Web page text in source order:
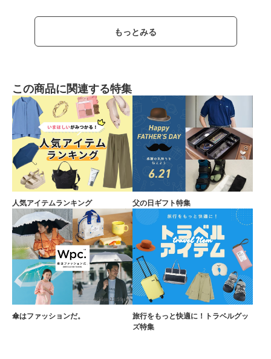
もっとみる
この商品に関連する特集
人気アイテムランキング 父の日ギフト特集
傘はファッションだ。
旅行をもっと快適に！トラベルグッ
ズ特集